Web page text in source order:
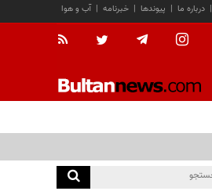
آب و هوا | خبرنامه | پیوندها | درباره ما |